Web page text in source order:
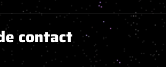
contact